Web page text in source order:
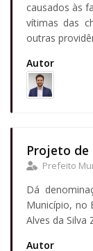
causados às
vítimas das
outras
Autor
Projeto de
Prefeito
Dá
Município, no
Alves da Silva
Autor